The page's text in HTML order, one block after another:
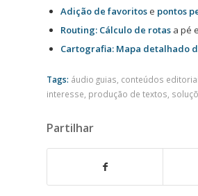
Adição de favoritose pontos
Routing: Cálculo de rotas a pé
Cartografia: Mapa detalhado
Tags: áudio guias, conteúdos
interesse, produção de textos,
Partilhar